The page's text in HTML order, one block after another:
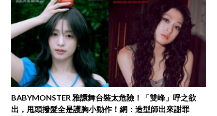
BABYMONSTER 雅譞舞台裝太危險！「雙峰」呼之欲
出，甩頭撥髮全是護胸小動作！網：造型師出來謝罪